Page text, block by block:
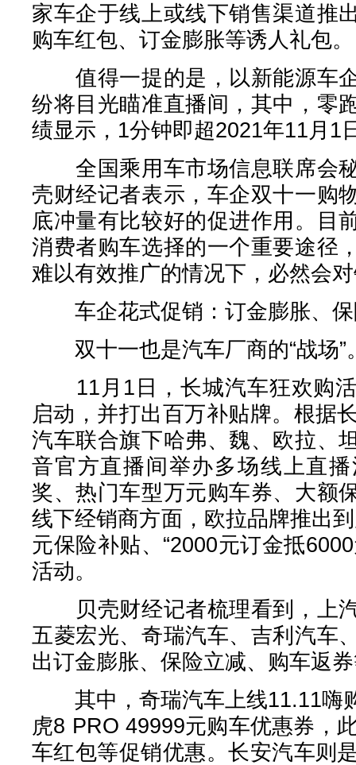
家车企于线上或线下销售渠道推
购车红包、订金膨胀等诱人礼包。
值得一提的是，以新能源车
纷将目光瞄准直播间，其中，零
绩显示，1分钟即超2021年11月1
全国乘用车市场信息联席会
壳财经记者表示，车企双十一购
底冲量有比较好的促进作用。目
消费者购车选择的一个重要途径
难以有效推广的情况下，必然会
车企花式促销：订金膨胀、保
双十一也是汽车厂商的“战场”
11月1日，长城汽车狂欢购活
启动，并打出百万补贴牌。根据
汽车联合旗下哈弗、魏、欧拉、
音官方直播间举办多场线上直
奖、热门车型万元购车券、大额
线下经销商方面，欧拉品牌推出
元保险补贴、“2000元订金抵
活动。
贝壳财经记者梳理看到，上
五菱宏光、奇瑞汽车、吉利汽车
出订金膨胀、保险立减、购车返
其中，奇瑞汽车上线11.11嗨
虎8 PRO 49999元购车优惠券，
车红包等促销优惠。长安汽车则